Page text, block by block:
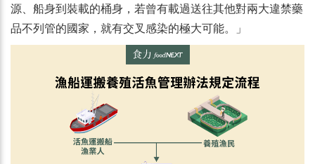
源、船身到裝載的桶身，若曾有載過送往其他對兩大違禁藥
品不列管的國家，就有交叉感染的極大可能。」